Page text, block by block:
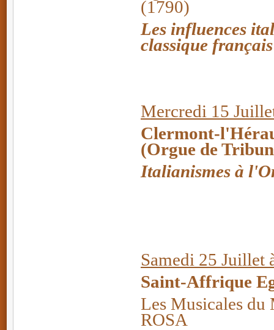
(1790)
Les influences
classique
Mercredi 15
Clermont-
(Orgue de
Italianismes à
Samedi 25 Juillet
Saint-Affrique
Les Musicales
ROSA